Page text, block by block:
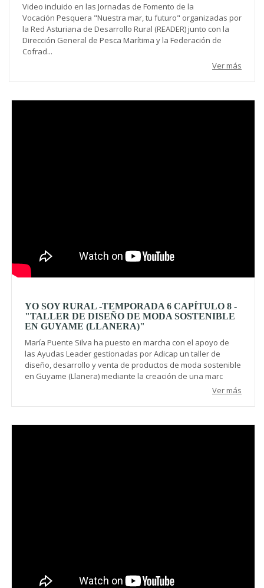
Video incluido en las Jornadas de Fomento de la
Vocación Pesquera "Nuestra mar, tu futuro" organizadas por
la Red Asturiana de Desarrollo Rural (READER) junto con la
Dirección General de Pesca Marítima y la Federación de
Cofrad...
Ver más
YO SOY RURAL -TEMPORADA 6 CAPÍTULO 8 -
"TALLER DE DISEÑO DE MODA SOSTENIBLE
EN GUYAME (LLANERA)"
María Puente Silva ha puesto en marcha con el apoyo de
las Ayudas Leader gestionadas por Adicap un taller de
diseño, desarrollo y venta de productos de moda sostenible
en Guyame (Llanera) mediante la creación de una marc
Ver más